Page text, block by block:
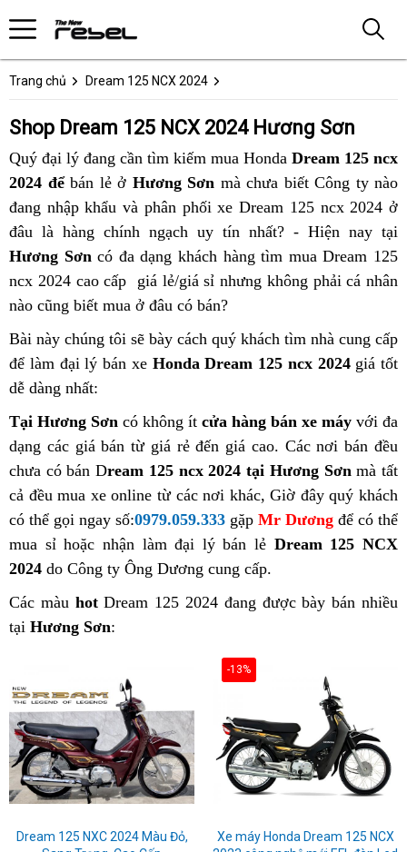
Trang chủ Dream 125 NCX 2024
Shop Dream 125 NCX 2024 Hương Sơn
Quý đại lý đang cần tìm kiếm mua Honda Dream 125 ncx
2024 để bán lẻ ở Hương Sơn mà chưa biết Công ty nào
đang nhập khẩu và phân phối xe Dream 125 ncx 2024 ở
đâu là hàng chính ngạch uy tín nhất? - Hiện nay tại
Hương Sơncó đa dạng khách hàng tìm mua Dream 125
ncx 2024 cao cấp giá lẻ/giá sỉ nhưng không phải cá nhân
nào cũng biết mua ở đâu có bán?
Bài này chúng tôi sẽ bày cách quý khách tìm nhà cung cấp
để làm đại lý bán xe Honda Dream 125 ncx 2024giá tốt
dễ dàng nhất:
Tại Hương Sơn có không ít cửa hàng bán xe máy với đa
dạng các giá bán từ giá rẻ đến giá cao. Các nơi bán đều
chưa có bán Dream 125 ncx 2024 tại Hương Sơnmà tất
cả đều mua xe online từ các nơi khác, Giờ đây quý khách
có thể gọi ngay số:0979.059.333 gặp Mr Dương để có thể
mua sỉ hoặc nhận làm đại lý bán lẻ Dream 125 NCX
2024 do Công ty Ông Dương cung cấp.
Các màu hotDream 125 2024 đang được bày bán nhiều
tại Hương Sơn:
Dream 125 NXC 2024 Màu Đỏ,
-13%
Xe máy Honda Dream 125 NCX